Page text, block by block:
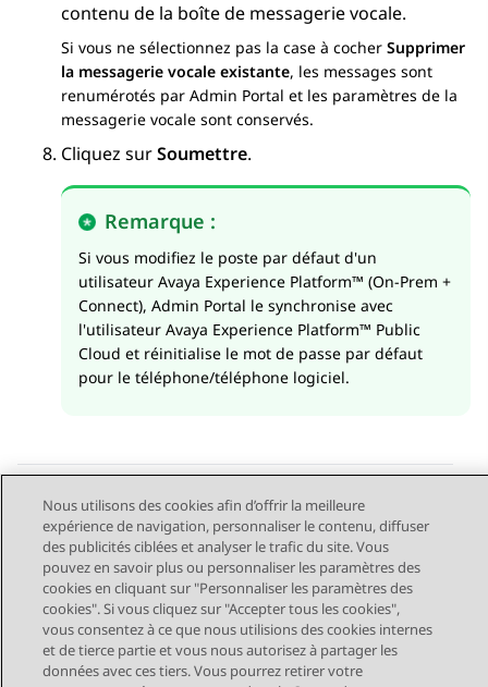
contenu de la boîte de messagerie vocale.
Si vous ne sélectionnez pas la case à cocher Supprimer
la messagerie vocale existante, les messages sont
renumérotés par Admin Portal et les paramètres de la
messagerie vocale sont conservés.
Cliquez surSoumettre.
Remarque :
Si vous modifiez le poste par défaut d'un
utilisateur Avaya Experience Platform™ (On-Prem +
Connect), Admin Portal le synchronise avec
l'utilisateur Avaya Experience Platform™ Public
Cloud et réinitialise le mot de passe par défaut
pour le téléphone/téléphone logiciel.
Send Feedback
Navigation par sujet
Sujet précédent Sujet suivant
Nous utilisons des cookies afin d’offrir la meilleure
expérience de navigation, personnaliser le contenu, diffuser
des publicités ciblées et analyser le trafic du site. Vous
pouvez en savoir plus ou personnaliser les paramètres des
cookies en cliquant sur "Personnaliser les paramètres des
cookies". Si vous cliquez sur "Accepter tous les cookies",
vous consentez à ce que nous utilisions des cookies internes
et de tierce partie et vous nous autorisez à partager les
données avec ces tiers. Vous pourrez retirer votre